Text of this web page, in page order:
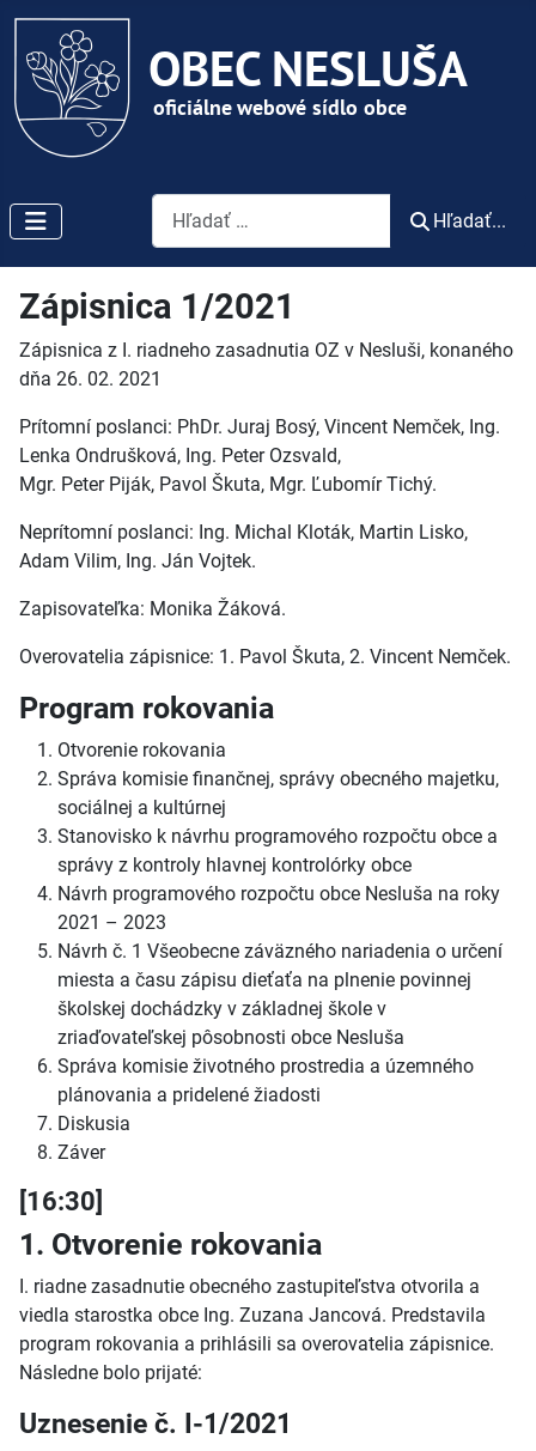
Vyhľadávanie
Hľadať...
Zápisnica 1/2021
Zápisnica z I. riadneho zasadnutia OZ v Nesluši, konaného
dňa 26. 02. 2021
Prítomní poslanci: PhDr. Juraj Bosý, Vincent Nemček, Ing.
Lenka Ondrušková, Ing. Peter Ozsvald,
Mgr. Peter Piják, Pavol Škuta, Mgr. Ľubomír Tichý.
Neprítomní poslanci: Ing. Michal Kloták, Martin Lisko,
Adam Vilim, Ing. Ján Vojtek.
Zapisovateľka: Monika Žáková.
Overovatelia zápisnice: 1. Pavol Škuta, 2. Vincent Nemček.
Program rokovania
Otvorenie rokovania
Správa komisie finančnej, správy obecného majetku,
sociálnej a kultúrnej
Stanovisko k návrhu programového rozpočtu obce a
správy z kontroly hlavnej kontrolórky obce
Návrh programového rozpočtu obce Nesluša na roky
2021 – 2023
Návrh č. 1 Všeobecne záväzného nariadenia o určení
miesta a času zápisu dieťaťa na plnenie povinnej
školskej dochádzky v základnej škole v
zriaďovateľskej pôsobnosti obce Nesluša
Správa komisie životného prostredia a územného
plánovania a pridelené žiadosti
Diskusia
Záver
[16:30]
1. Otvorenie rokovania
I. riadne zasadnutie obecného zastupiteľstva otvorila a
viedla starostka obce Ing. Zuzana Jancová. Predstavila
program rokovania a prihlásili sa overovatelia zápisnice.
Následne bolo prijaté:
Uznesenie č. I-1/2021